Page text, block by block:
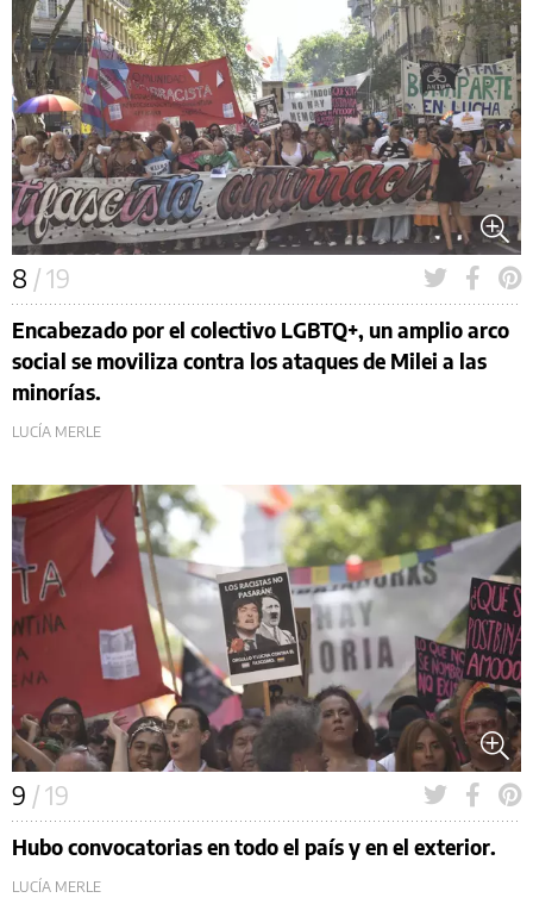
8 / 19
Encabezado por el colectivo LGBTQ+, un amplio arco
social se moviliza contra los ataques de Milei a las
minorías.
LUCÍA MERLE
9 / 19
Hubo convocatorias en todo el país y en el exterior.
LUCÍA MERLE